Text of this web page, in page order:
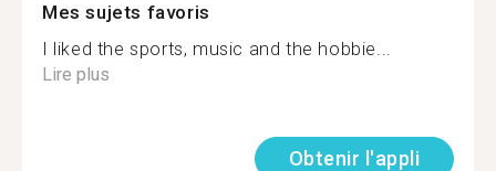
Mes sujets favoris
I liked the sports, music and the hobbie...
Lire plus
Obtenir l'appli